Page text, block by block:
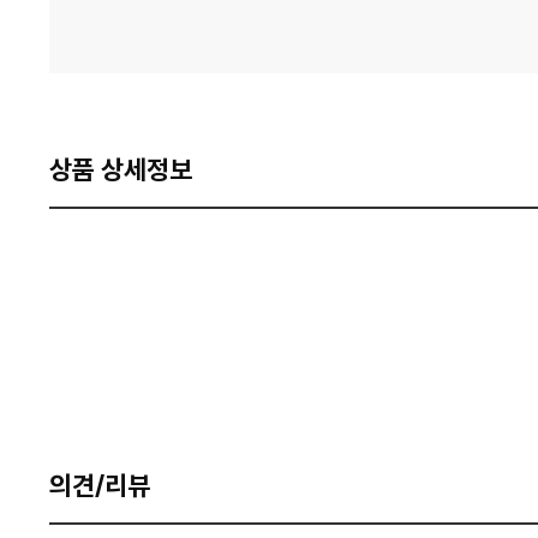
상품 상세정보
의견/리뷰